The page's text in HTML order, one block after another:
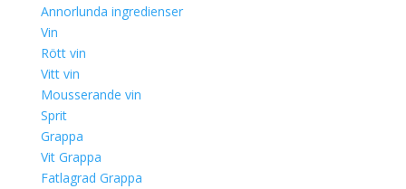
Annorlunda ingredienser
Vin
Rött vin
Vitt vin
Mousserande vin
Sprit
Grappa
Vit Grappa
Fatlagrad Grappa